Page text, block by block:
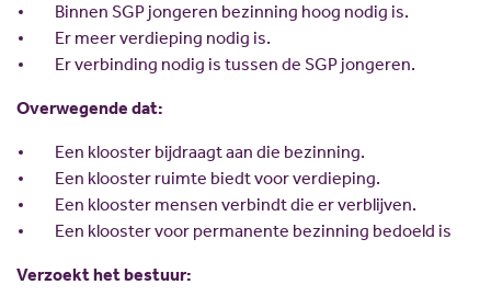
Vacatures
Scholing
Nieuw politiek talent
Activiteitenkalender
Spreekbeurtpakket
Geschiedenis
Commissies
Binnen SGP jongeren bezinning hoog nodig is.
Er meer verdieping nodig is.
Er verbinding nodig is tussen de SGP jongeren.
Overwegende dat:
Een klooster bijdraagt aan die bezinning.
Een klooster ruimte biedt voor verdieping.
Een klooster mensen verbindt die er verblijven.
Een klooster voor permanente bezinning bedoeld is
Verzoekt het bestuur: